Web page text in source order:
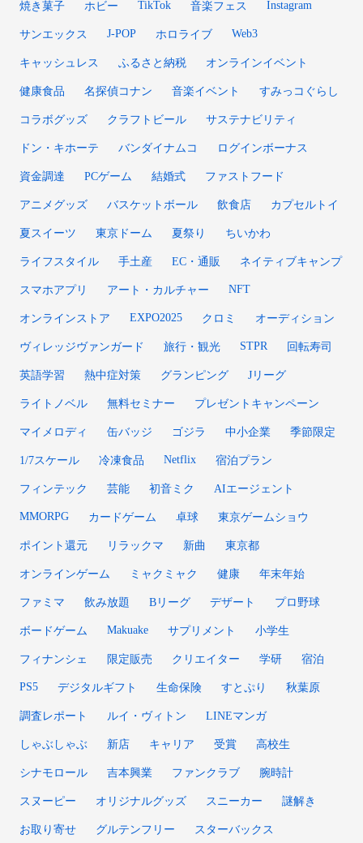
焼き菓子 ホビー TikTok 音楽フェス Instagram
サンエックス J-POP ホロライブ Web3
キャッシュレス ふるさと納税 オンラインイベント
健康食品 名探偵コナン 音楽イベント すみっコぐらし
コラボグッズ クラフトビール サステナビリティ
ドン・キホーテ バンダイナムコ ログインボーナス
資金調達 PCゲーム 結婚式 ファストフード
アニメグッズ バスケットボール 飲食店 カプセルトイ
夏スイーツ 東京ドーム 夏祭り ちいかわ
ライフスタイル 手土産 EC・通販 ネイティブキャンプ
スマホアプリ アート・カルチャー NFT
オンラインストア EXPO2025 クロミ オーディション
ヴィレッジヴァンガード 旅行・観光 STPR 回転寿司
英語学習 熱中症対策 グランピング Jリーグ
ライトノベル 無料セミナー プレゼントキャンペーン
マイメロディ 缶バッジ ゴジラ 中小企業 季節限定
1/7スケール 冷凍食品 Netflix 宿泊プラン
フィンテック 芸能 初音ミク AIエージェント
MMORPG カードゲーム 卓球 東京ゲームショウ
ポイント還元 リラックマ 新曲 東京都
オンラインゲーム ミャクミャク 健康 年末年始
ファミマ 飲み放題 Bリーグ デザート プロ野球
ボードゲーム Makuake サプリメント 小学生
フィナンシェ 限定販売 クリエイター 学研 宿泊
PS5 デジタルギフト 生命保険 すとぷり 秋葉原
調査レポート ルイ・ヴィトン LINEマンガ
しゃぶしゃぶ 新店 キャリア 受賞 高校生
シナモロール 吉本興業 ファンクラブ 腕時計
スヌーピー オリジナルグッズ スニーカー 謎解き
お取り寄せ グルテンフリー スターバックス